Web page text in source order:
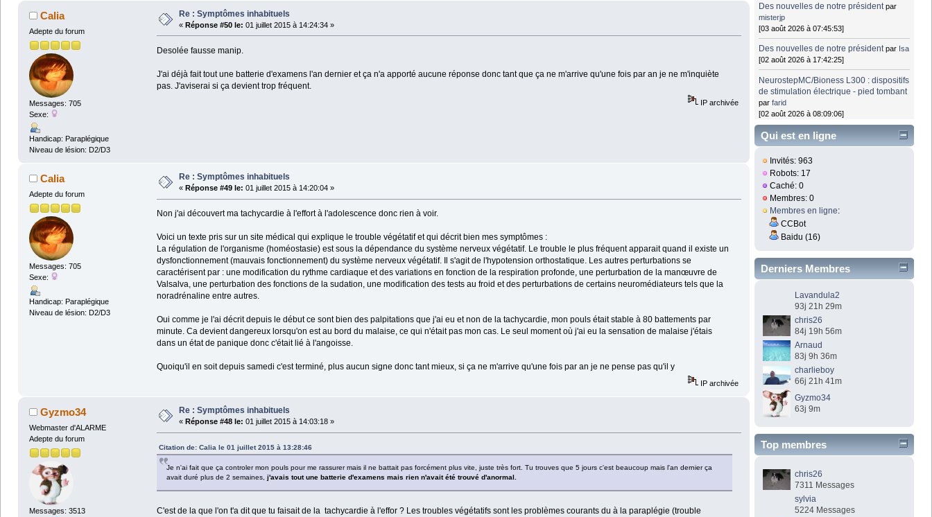
Calia
Adepte du forum
Messages: 705
Sexe:
Handicap: Paraplégique
Niveau de lésion: D2/D3
Re : Symptômes inhabituels
« Réponse #50 le: 01 juillet 2015 à 14:24:34 »
Desolée fausse manip.
J'ai déjà fait tout une batterie d'examens l'an dernier et ça n'a apporté aucune réponse donc tant que ça ne m'arrive qu'une fois par an je ne m'inquiète
pas. J'aviserai si ça devient trop fréquent.
IP archivée
Calia
Adepte du forum
Messages: 705
Sexe:
Handicap: Paraplégique
Niveau de lésion: D2/D3
Re : Symptômes inhabituels
« Réponse #49 le: 01 juillet 2015 à 14:20:04 »
Non j'ai découvert ma tachycardie à l'effort à l'adolescence donc rien à voir.
Voici un texte pris sur un site médical qui explique le trouble végétatif et qui décrit bien mes symptômes :
La régulation de l'organisme (homéostasie) est sous la dépendance du système nerveux végétatif. Le trouble le plus fréquent apparait quand il existe un
dysfonctionnement (mauvais fonctionnement) du système nerveux végétatif. Il s'agit de l'hypotension orthostatique. Les autres perturbations se
caractérisent par : une modification du rythme cardiaque et des variations en fonction de la respiration profonde, une perturbation de la manœuvre de
Valsalva, une perturbation des fonctions de la sudation, une modification des tests au froid et des perturbations de certains neuromédiateurs tels que la
noradrénaline entre autres.
Oui comme je l'ai décrit depuis le début ce sont bien des palpitations que j'ai eu et non de la tachycardie, mon pouls était stable à 80 battements par
minute. Ca devient dangereux lorsqu'on est au bord du malaise, ce qui n'était pas mon cas. Le seul moment où j'ai eu la sensation de malaise j'étais
dans un état de panique donc c'était lié à l'angoisse.
Quoiqu'il en soit depuis samedi c'est terminé, plus aucun signe donc tant mieux, si ça ne m'arrive qu'une fois par an je ne pense pas qu'il y
IP archivée
Gyzmo34
Webmaster d'ALARME
Adepte du forum
Messages: 3513
Re : Symptômes inhabituels
« Réponse #48 le: 01 juillet 2015 à 14:03:18 »
Citation de: Calia le 01 juillet 2015 à 13:28:46
Je n'ai fait que ça controler mon pouls pour me rassurer mais il ne battait pas forcément plus vite, juste très fort. Tu trouves que 5 jours c'est beaucoup mais l'an dernier ça
avait duré plus de 2 semaines, j'avais tout une batterie d'examens mais rien n'avait été trouvé d'anormal.
C'est de la que l'on t'a dit que tu faisait de la tachycardie à l'effor ? Les troubles végétatifs sont les problèmes courants du à la paraplégie (trouble
Des nouvelles de notre président par
misterjp
[03 août 2026 à 07:45:53]
Des nouvelles de notre président par Isa
[02 août 2026 à 17:42:25]
NeurostepMC/Bioness L300 : dispositifs
de stimulation électrique - pied tombant
parfarid
[02 août 2026 à 08:09:06]
Qui est en ligne
Invités: 963
Robots: 17
Caché: 0
Membres: 0
Membres en ligne:
CCBot
Baidu (16)
Derniers Membres
Lavandula2
93j 21h 29m
chris26
84j 19h 56m
Arnaud
83j 9h 36m
charlieboy
66j 21h 41m
Gyzmo34
63j 9m
Top membres
chris26
7311 Messages
sylvia
5224 Messages